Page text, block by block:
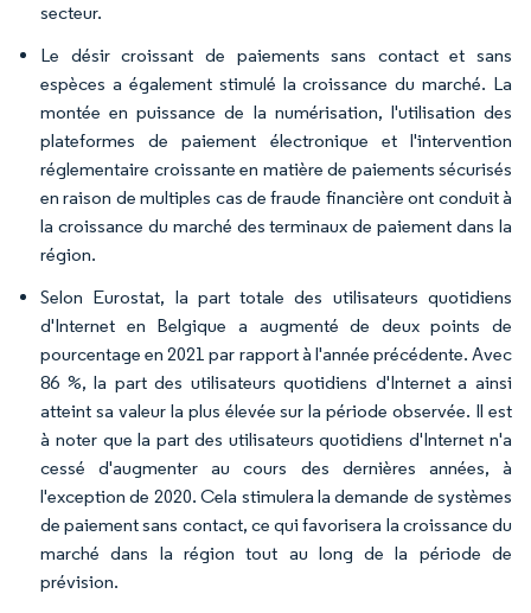
secteur.
Le désir croissant de paiements sans contact et sans
espèces a également stimulé la croissance du marché. La
montée en puissance de la numérisation, l'utilisation des
plateformes de paiement électronique et l'intervention
réglementaire croissante en matière de paiements sécurisés
en raison de multiples cas de fraude financière ont conduit à
la croissance du marché des terminaux de paiement dans la
région.
Selon Eurostat, la part totale des utilisateurs quotidiens
d'Internet en Belgique a augmenté de deux points de
pourcentage en 2021 par rapport à l'année précédente. Avec
86 %, la part des utilisateurs quotidiens d'Internet a ainsi
atteint sa valeur la plus élevée sur la période observée. Il est
à noter que la part des utilisateurs quotidiens d'Internet n'a
cessé d'augmenter au cours des dernières années, à
l'exception de 2020. Cela stimulera la demande de systèmes
de paiement sans contact, ce qui favorisera la croissance du
marché dans la région tout au long de la période de
prévision.